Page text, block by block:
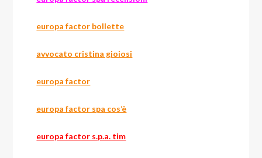
europa factor bollette
avvocato cristina gioiosi
europa factor
europa factor spa cos’è
europa factor s.p.a. tim